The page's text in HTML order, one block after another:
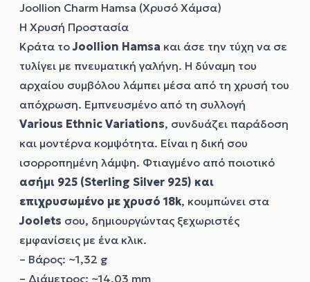
Joollion Charm Hamsa (Χρυσό Χάμσα)
Η Χρυσή Προστασία
Κράτα τοJoollion Hamsa και άσε την τύχη να σε
τυλίγει με πνευματική γαλήνη. Η δύναμη του
αρχαίου συμβόλου λάμπει μέσα από τη χρυσή του
απόχρωση. Εμπνευσμένο από τη συλλογή
Various Ethnic Variations, συνδυάζει παράδοση
και μοντέρνα κομψότητα. Είναι η δική σου
ισορροπημένη λάμψη. Φτιαγμένο από ποιοτικό
ασήμι 925 (Sterling Silver 925) και
επιχρυσωμένο με χρυσό 18k, κουμπώνει στα
Joolets σου, δημιουργώντας ξεχωριστές
εμφανίσεις με ένα κλικ.
– Βάρος: ~1,32 g
– Διάμετρος: ~14,03 mm